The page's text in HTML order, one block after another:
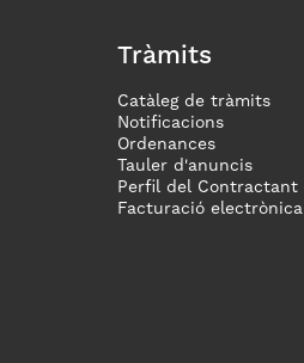
Tràmits
Catàleg de tràmits
Notificacions
Ordenances
Tauler d'anuncis
Perfil del Contractant
Facturació electrònica